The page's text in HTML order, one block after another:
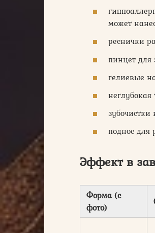
может
реснички
пинцет для
гелиевые
неглубокая
поднос для
Эффект в
Форма (с
фото)